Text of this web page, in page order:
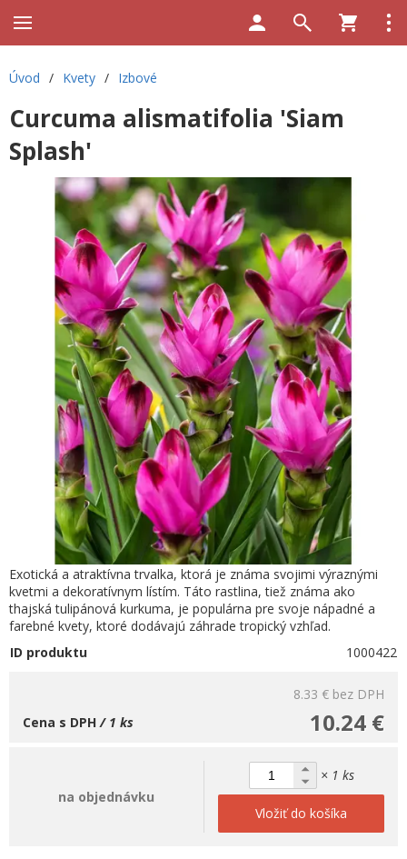
Úvod / Kvety / Izbové
Curcuma alismatifolia 'Siam
Splash'
Exotická a atraktívna trvalka, ktorá je známa svojimi výraznými
kvetmi a dekoratívnym lístím. Táto rastlina, tiež známa ako
thajská tulipánová kurkuma, je populárna pre svoje nápadné a
farebné kvety, ktoré dodávajú záhrade tropický vzhľad.
ID produktu
1000422
8.33 € bez DPH
10.24 €
Cena s DPH/ 1 ks
na objednávku
× 1 ks
Vložiť do košíka